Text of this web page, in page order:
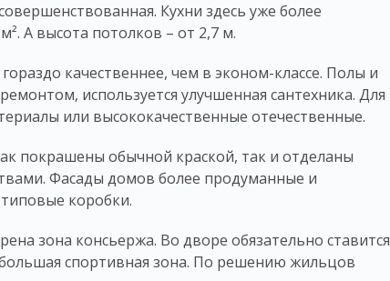
Кухни здесь уже более
А высота потолков – от 2,7 м.
качественнее, чем в эконом-классе. Полы и
используется улучшенная сантехника. Для
или высококачественные отечественные.
покрашены обычной краской, так и отделаны
Фасады домов более продуманные и
коробки.
зона консьержа. Во дворе обязательно ставится
спортивная зона. По решению жильцов